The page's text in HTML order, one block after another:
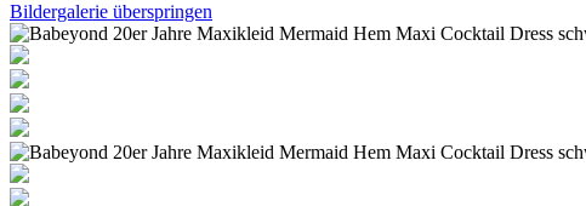
Bildergalerie überspringen